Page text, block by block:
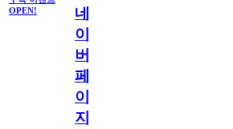
OPEN!
네
이
버
페
이
지